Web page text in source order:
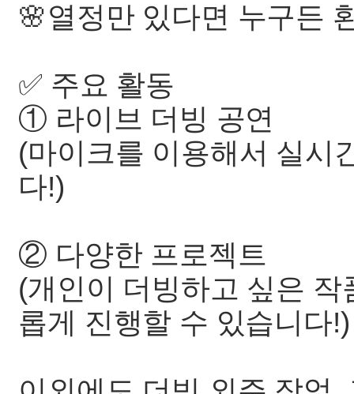
🌸열정만 있다면 누구든
✅️ 주요 활동
① 라이브 더빙 공연
(마이크를 이용해서 실시
다!)
② 다양한 프로젝트
(개인이 더빙하고 싶은
롭게 진행할 수 있습니다!)